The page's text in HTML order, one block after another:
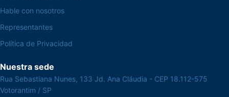
Hable con nosotros
Representantes
Política de Privacidad
Nuestra sede
Rua Sebastiana Nunes, 133 Jd. Ana Cláudia - CEP 18.112-575
Votorantim / SP